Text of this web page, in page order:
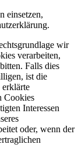
einsetzen,
wir
verarbeiten,
Falls dies
ist die
erklärte
Cookies
Interessen
oder, wenn der